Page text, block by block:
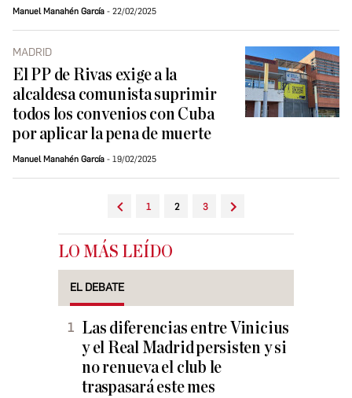
Manuel Manahén García 22/02/2025
MADRID
El PP de Rivas exige a la
alcaldesa comunista suprimir
todos los convenios con Cuba
por aplicar la pena de muerte
Manuel Manahén García 19/02/2025
1 2 3
LO MÁS LEÍDO
EL DEBATE
Las diferencias entre Vinicius
y el Real Madrid persisten y si
no renueva el club le
traspasará este mes